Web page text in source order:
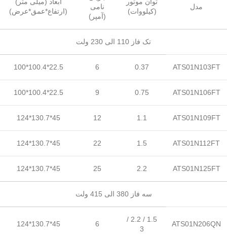
مدل
توان موتور
(کیلووات)
نامی
(آمپر)
ابعاد (میلی متر)
(ارتفاع*عمق*عرض)
تک فاز 110 الی 230 ولت
ATS01N103FT
0.37
6
22.5*100.4*100
ATS01N106FT
0.75
9
22.5*100.4*100
ATS01N109FT
1.1
12
45*130.7*124
ATS01N112FT
1.5
22
45*130.7*124
ATS01N125FT
2.2
25
45*130.7*124
سه فاز 380 الی 415 ولت
ATS01N206QN
1.5 / 2.2 /
3
6
45*130.7*124